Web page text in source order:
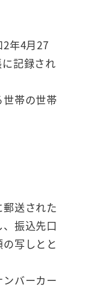
年4月27
記録され
帯の世帯
送された
振込先口
写しとと
バーカー